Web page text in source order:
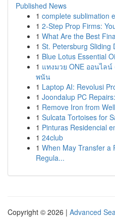
Published News
1 complete sublimation
1 2-Step Prop Firms:
1 What Are the Best
1 St. Petersburg Sliding
1 Blue Lotus Essential
1 แทงมวย ONE ออนไล
พนัน
1 Laptop AI: Revolusi
1 Joondalup PC
1 Remove Iron from
1 Sulcata Tortoises for
1 Pinturas Residencial
1 24club
1 When May Transfer a
Regula...
Copyright © 2026 | Advanced